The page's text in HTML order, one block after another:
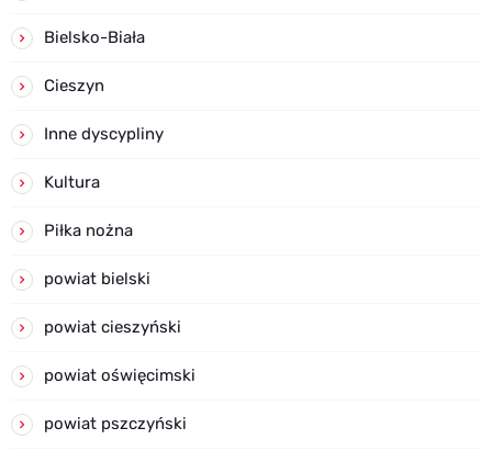
Bielsko-Biała
Cieszyn
Inne dyscypliny
Kultura
Piłka nożna
powiat bielski
powiat cieszyński
powiat oświęcimski
powiat pszczyński